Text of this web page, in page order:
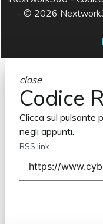
- © 2026
close
Codice
Clicca sul pulsante
negli appunti.
RSS link